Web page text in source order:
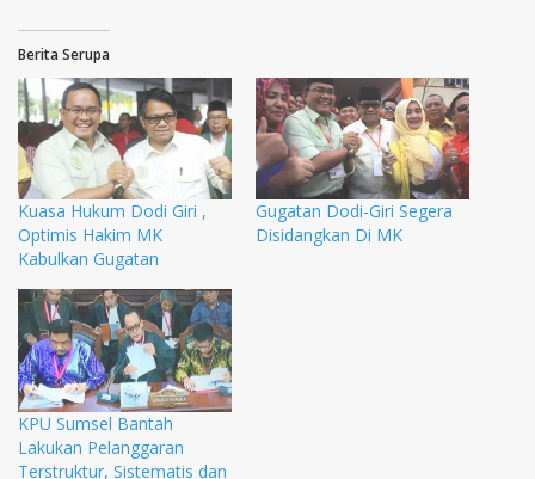
Berita Serupa
Kuasa Hukum Dodi Giri ,
Optimis Hakim MK
Kabulkan Gugatan
Gugatan Dodi-Giri Segera
Disidangkan Di MK
KPU Sumsel Bantah
Lakukan Pelanggaran
Terstruktur, Sistematis dan